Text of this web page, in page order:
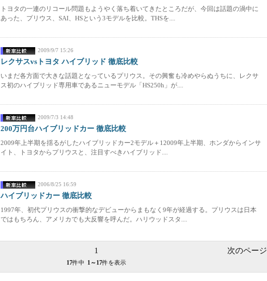
トヨタの一連のリコール問題もようやく落ち着いてきたところだが、今回は話題の渦中に
あった、プリウス、SAI、HSという3モデルを比較。THSを....
2009/9/7 15:26
レクサスvsトヨタ ハイブリッド 徹底比較
いまだ各方面で大きな話題となっているプリウス。その興奮も冷めやらぬうちに、レクサ
ス初のハイブリッド専用車であるニューモデル「HS250h」が....
2009/7/3 14:48
200万円台ハイブリッドカー 徹底比較
2009年上半期を揺るがしたハイブリッドカー2モデル＋12009年上半期、ホンダからインサ
イト、トヨタからプリウスと、注目すべきハイブリッド....
2006/8/25 16:59
ハイブリッドカー 徹底比較
1997年、初代プリウスの衝撃的なデビューからまもなく9年が経過する。プリウスは日本
ではもちろん、アメリカでも大反響を呼んだ。ハリウッドスタ....
1 次のページ
17件中 1～17件を表示